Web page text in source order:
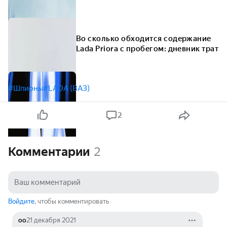
Во сколько обходится содержание
Lada Priora с пробегом: дневник трат
#Шпионы#LADA (ВАЗ)
2
Комментарии 2
Войдите, чтобы комментировать
oo21 декабря 2021